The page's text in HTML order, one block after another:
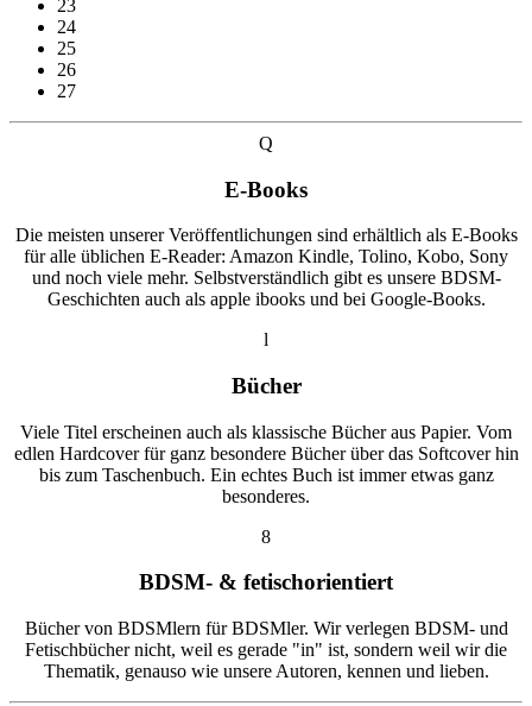
23
24
25
26
27
Q
E-Books
Die meisten unserer Veröffentlichungen sind erhältlich als E-Books
für alle üblichen E-Reader: Amazon Kindle, Tolino, Kobo, Sony
und noch viele mehr. Selbstverständlich gibt es unsere BDSM-
Geschichten auch als apple ibooks und bei Google-Books.
l
Bücher
Viele Titel erscheinen auch als klassische Bücher aus Papier. Vom
edlen Hardcover für ganz besondere Bücher über das Softcover hin
bis zum Taschenbuch. Ein echtes Buch ist immer etwas ganz
besonderes.
8
BDSM- & fetischorientiert
Bücher von BDSMlern für BDSMler. Wir verlegen BDSM- und
Fetischbücher nicht, weil es gerade "in" ist, sondern weil wir die
Thematik, genauso wie unsere Autoren, kennen und lieben.